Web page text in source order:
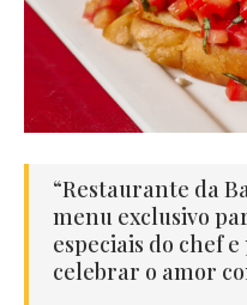
“Restaurante da
menu exclusivo
especiais do chef
celebrar o amor